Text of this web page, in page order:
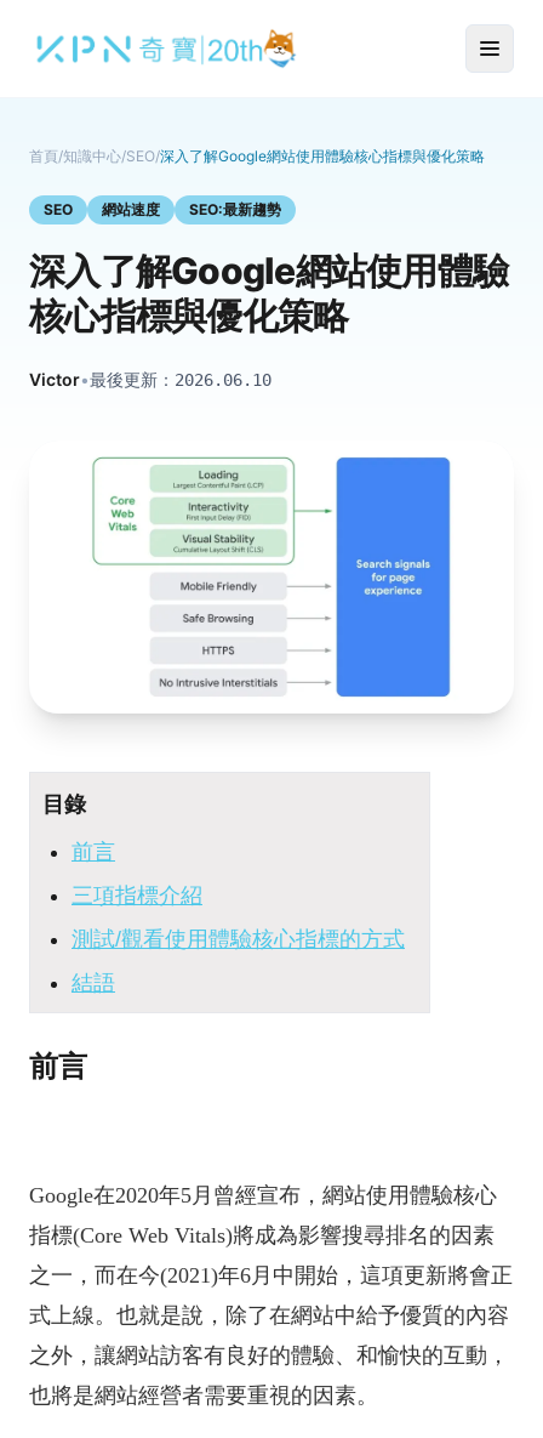
首頁/知識中心/SEO/深入了解Google網站使用體驗核心指標與優化策略
SEO 網站速度 SEO:最新趨勢
深入了解Google網站使用體驗
核心指標與優化策略
Victor•最後更新： 2026.06.10
目錄
前言
三項指標介紹
測試/觀看使用體驗核心指標的方式
結語
前言
Google在2020年5月曾經宣布，網站使用體驗核心
指標(Core Web Vitals)將成為影響搜尋排名的因素
之一，而在今(2021)年6月中 開始，這項更新將會正
式上線。也就是說，除了在網站中給予優質的內容
之外，讓網站訪客有良好的體驗、和愉快的互動，
也將是網站經營者需要重視的因素。